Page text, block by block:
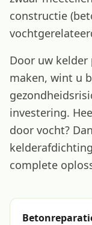
constructie
Door uw
maken, wint u
investering.
door vocht?
complete